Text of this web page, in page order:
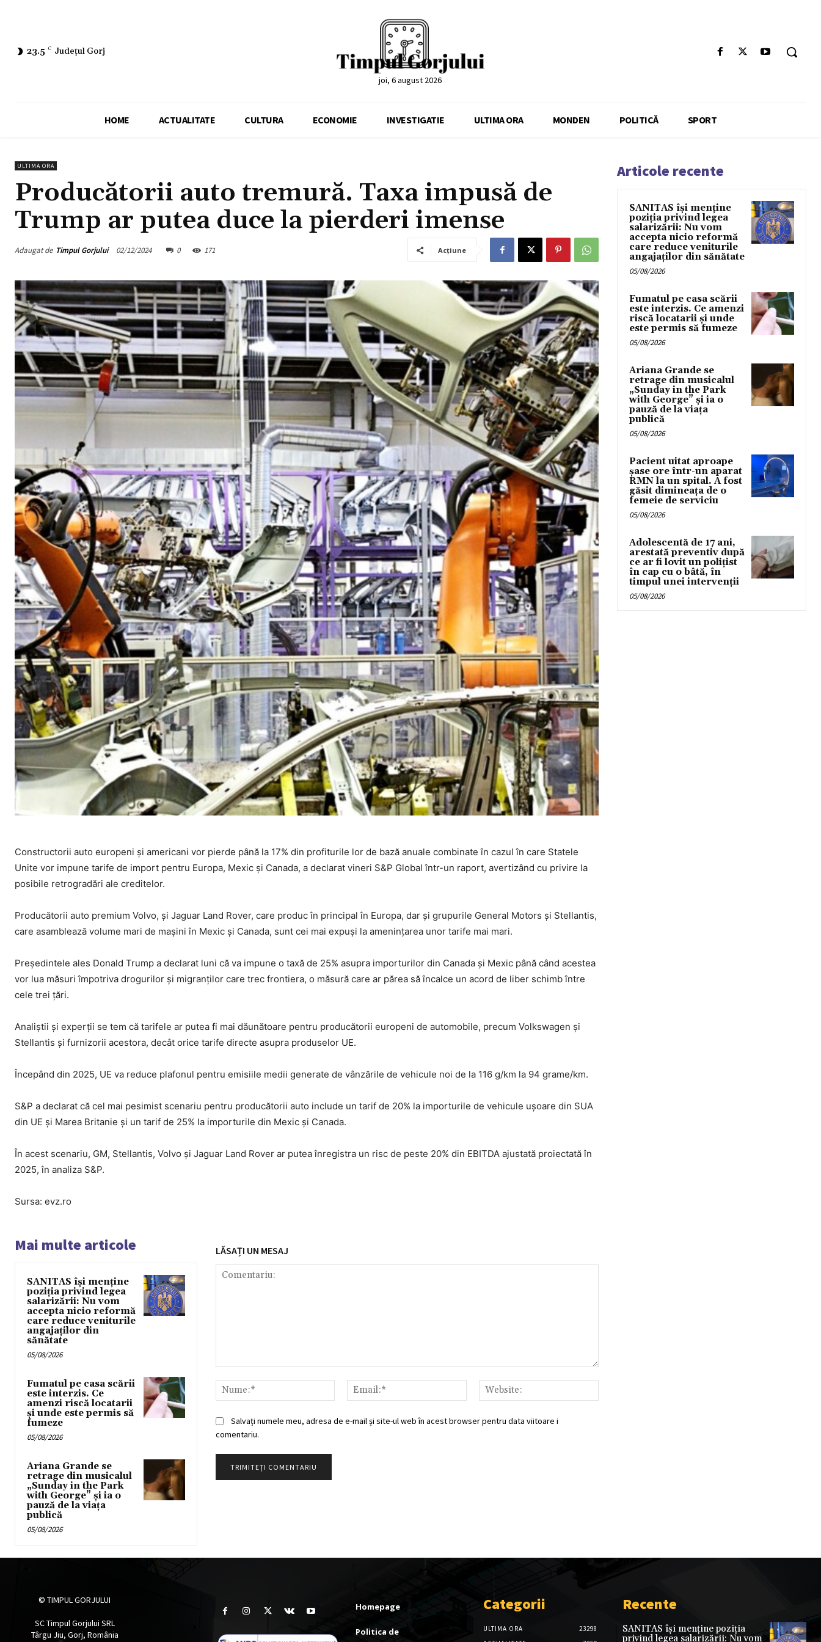
23.5 C Județul Gorj
joi, 6 august 2026
HOME ACTUALITATE CULTURA ECONOMIE INVESTIGATIE ULTIMA ORA MONDEN POLITICĂ SPORT
ULTIMA ORA
Producătorii auto tremură. Taxa impusă de
Trump ar putea duce la pierderi imense
Adaugat de Timpul Gorjului 02/12/2024 0 171 Acțiune
Constructorii auto europeni și americani vor pierde până la 17% din profiturile lor de bază anuale combinate în cazul în care Statele
Unite vor impune tarife de import pentru Europa, Mexic și Canada, a declarat vineri S&P Global într-un raport, avertizând cu privire la
posibile retrogradări ale creditelor.
Producătorii auto premium Volvo, și Jaguar Land Rover, care produc în principal în Europa, dar și grupurile General Motors și Stellantis,
care asamblează volume mari de mașini în Mexic și Canada, sunt cei mai expuși la amenințarea unor tarife mai mari.
Președintele ales Donald Trump a declarat luni că va impune o taxă de 25% asupra importurilor din Canada și Mexic până când acestea
vor lua măsuri împotriva drogurilor și migranților care trec frontiera, o măsură care ar părea să încalce un acord de liber schimb între
cele trei țări.
Analiștii și experții se tem că tarifele ar putea fi mai dăunătoare pentru producătorii europeni de automobile, precum Volkswagen și
Stellantis și furnizorii acestora, decât orice tarife directe asupra produselor UE.
Începând din 2025, UE va reduce plafonul pentru emisiile medii generate de vânzările de vehicule noi de la 116 g/km la 94 grame/km.
S&P a declarat că cel mai pesimist scenariu pentru producătorii auto include un tarif de 20% la importurile de vehicule ușoare din SUA
din UE și Marea Britanie și un tarif de 25% la importurile din Mexic și Canada.
În acest scenariu, GM, Stellantis, Volvo și Jaguar Land Rover ar putea înregistra un risc de peste 20% din EBITDA ajustată proiectată în
2025, în analiza S&P.
Sursa: evz.ro
Mai multe articole
SANITAS își menține
poziția privind legea
salarizării: Nu vom
accepta nicio reformă
care reduce veniturile
angajaților din
sănătate
05/08/2026
Fumatul pe casa scării
este interzis. Ce
amenzi riscă locatarii
și unde este permis să
fumeze
05/08/2026
Ariana Grande se
retrage din musicalul
„Sunday in the Park
with George” și ia o
pauză de la viața
publică
05/08/2026
LĂSAȚI UN MESAJ
Nume:*
Email:*
Salvați numele meu, adresa de e-mail și site-ul web în acest browser pentru data viitoare i
comentariu.
Articole recente
SANITAS își menține
poziția privind legea
salarizării: Nu vom
accepta nicio reformă
care reduce veniturile
angajaților din sănătate
05/08/2026
Fumatul pe casa scării
este interzis. Ce amenzi
riscă locatarii și unde
este permis să fumeze
05/08/2026
Ariana Grande se
retrage din musicalul
„Sunday in the Park
with George” și ia o
pauză de la viața
publică
05/08/2026
Pacient uitat aproape
șase ore într-un aparat
RMN la un spital. A fost
găsit dimineața de o
femeie de serviciu
05/08/2026
Adolescentă de 17 ani,
arestată preventiv după
ce ar fi lovit un polițist
în cap cu o bâtă, în
timpul unei intervenții
05/08/2026
© TIMPUL GORJULUI
SC Timpul Gorjului SRL
Târgu Jiu, Gorj, România
Homepage
Politica de
Categorii
ULTIMA ORA
23298
Recente
SANITAS își menține poziția
privind legea salarizării: Nu vom